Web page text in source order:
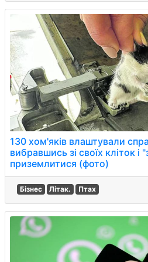
130 хом'яків влаштували
вибравшись зі своїх кліток і
приземлитися (фото)
Бізнес Літак. Птах